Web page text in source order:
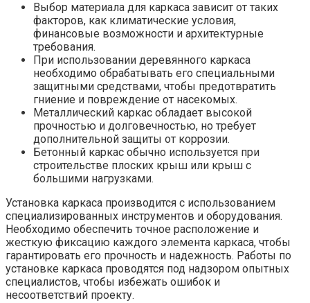
Выбор материала для каркаса зависит от таких
факторов, как климатические условия,
финансовые возможности и архитектурные
требования.
При использовании деревянного каркаса
необходимо обрабатывать его специальными
защитными средствами, чтобы предотвратить
гниение и повреждение от насекомых.
Металлический каркас обладает высокой
прочностью и долговечностью, но требует
дополнительной защиты от коррозии.
Бетонный каркас обычно используется при
строительстве плоских крыш или крыш с
большими нагрузками.
Установка каркаса производится с использованием
специализированных инструментов и оборудования.
Необходимо обеспечить точное расположение и
жесткую фиксацию каждого элемента каркаса, чтобы
гарантировать его прочность и надежность. Работы по
установке каркаса проводятся под надзором опытных
специалистов, чтобы избежать ошибок и
несоответствий проекту.